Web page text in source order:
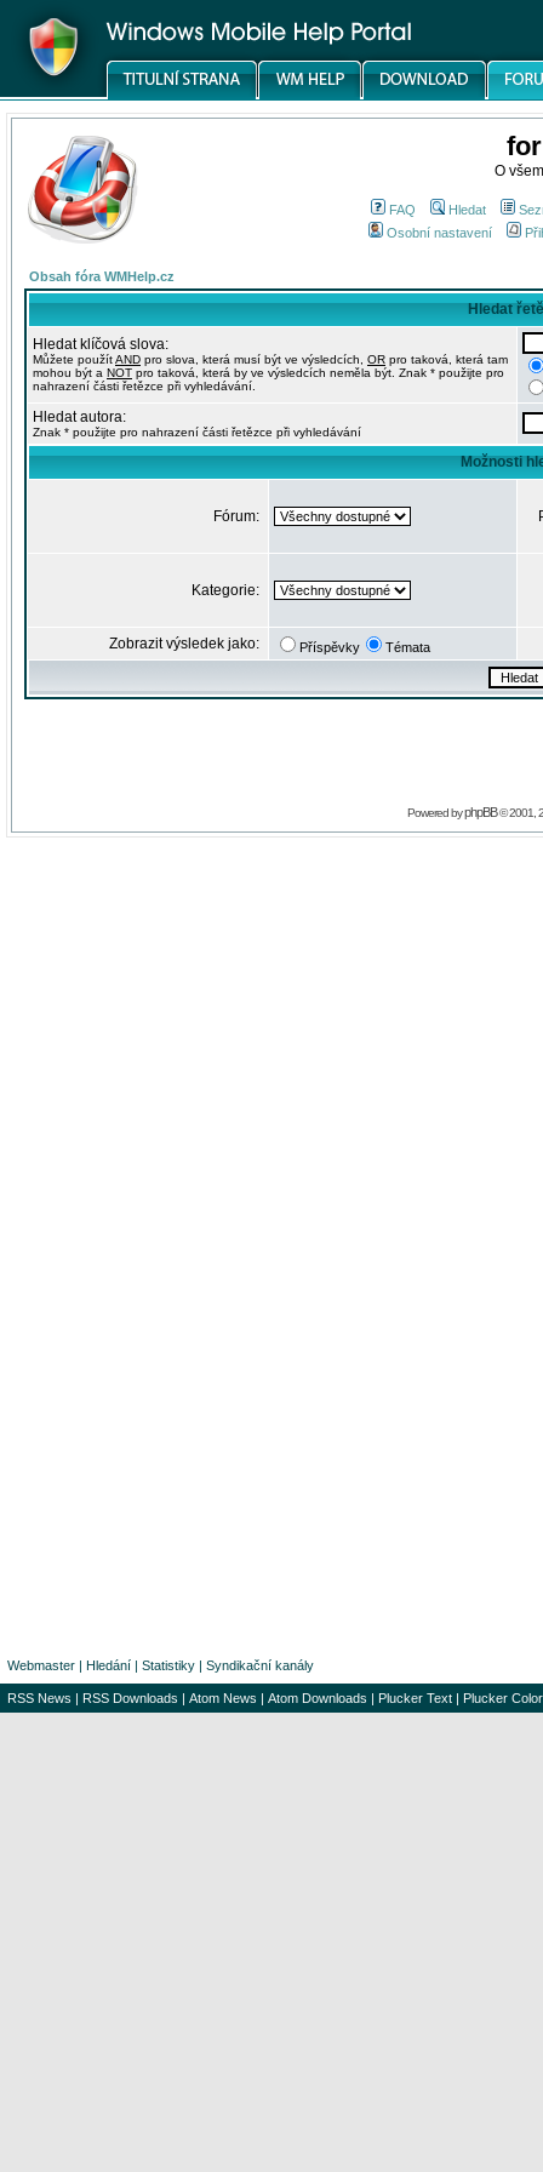
O
FAQ Hledat
Osobní nastavení
Obsah fóra WMHelp.cz
Hledat
Hledat klíčová slova:
Můžete použítAND pro slova, která musí být ve výsledcích, OR pro taková, která tam
mohou být a NOT pro taková, která by ve výsledcích neměla být. Znak * použijte pro
nahrazení části řetězce při vyhledávání.
Hledat autora:
Znak * použijte pro nahrazení části řetězce při vyhledávání
Možnosti
Fórum:
Kategorie:
Zobrazit výsledek jako: Příspěvky Témata
Powered byphpBB© 2001,
Webmaster | Hledání | Statistiky | Syndikační kanály
RSS News | RSS Downloads | Atom News | Atom Downloads | Plucker Text | Plucker Color